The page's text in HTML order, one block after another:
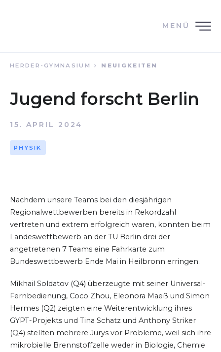
MENÜ
HERDER-GYMNASIUM NEUIGKEITEN
Jugend forscht Berlin
15. APRIL 2024
PHYSIK
Nachdem unsere Teams bei den diesjährigen
Regionalwettbewerben bereits in Rekordzahl
vertreten und extrem erfolgreich waren, konnten beim
Landeswettbewerb an der TU Berlin drei der
angetretenen 7 Teams eine Fahrkarte zum
Bundeswettbewerb Ende Mai in Heilbronn erringen.
Mikhail Soldatov (Q4) überzeugte mit seiner Universal-
Fernbedienung, Coco Zhou, Eleonora Maeß und Simon
Hermes (Q2) zeigten eine Weiterentwicklung ihres
GYPT-Projekts und Tina Schatz und Anthony Striker
(Q4) stellten mehrere Jurys vor Probleme, weil sich ihre
mikrobielle Brennstoffzelle weder in Biologie, Chemie